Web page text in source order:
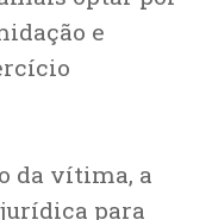
e
da vítima, a
para